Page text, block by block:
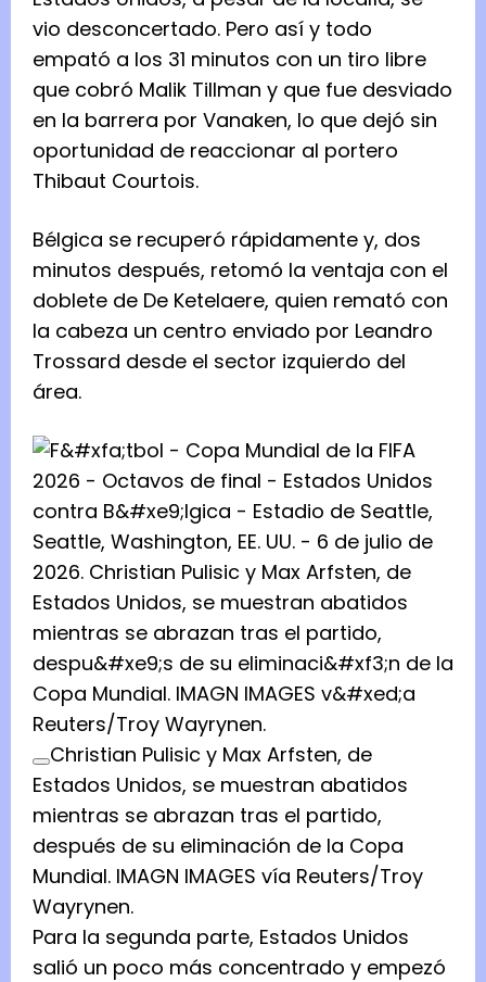
vio desconcertado. Pero así y todo
empató a los 31 minutos con un tiro libre
que cobró Malik Tillman y que fue desviado
en la barrera por Vanaken, lo que dejó sin
oportunidad de reaccionar al portero
Thibaut Courtois.
Bélgica se recuperó rápidamente y, dos
minutos después, retomó la ventaja con el
doblete de De Ketelaere, quien remató con
la cabeza ‌un centro enviado por Leandro
Trossard desde el sector izquierdo del
área.
Christian Pulisic y Max Arfsten, de
Estados Unidos, se muestran abatidos
mientras se abrazan tras el partido,
después de su eliminación de la Copa
Mundial. IMAGN IMAGES vía Reuters/Troy
Wayrynen.
Para ​la segunda parte, Estados Unidos
salió un poco más concentrado y empezó